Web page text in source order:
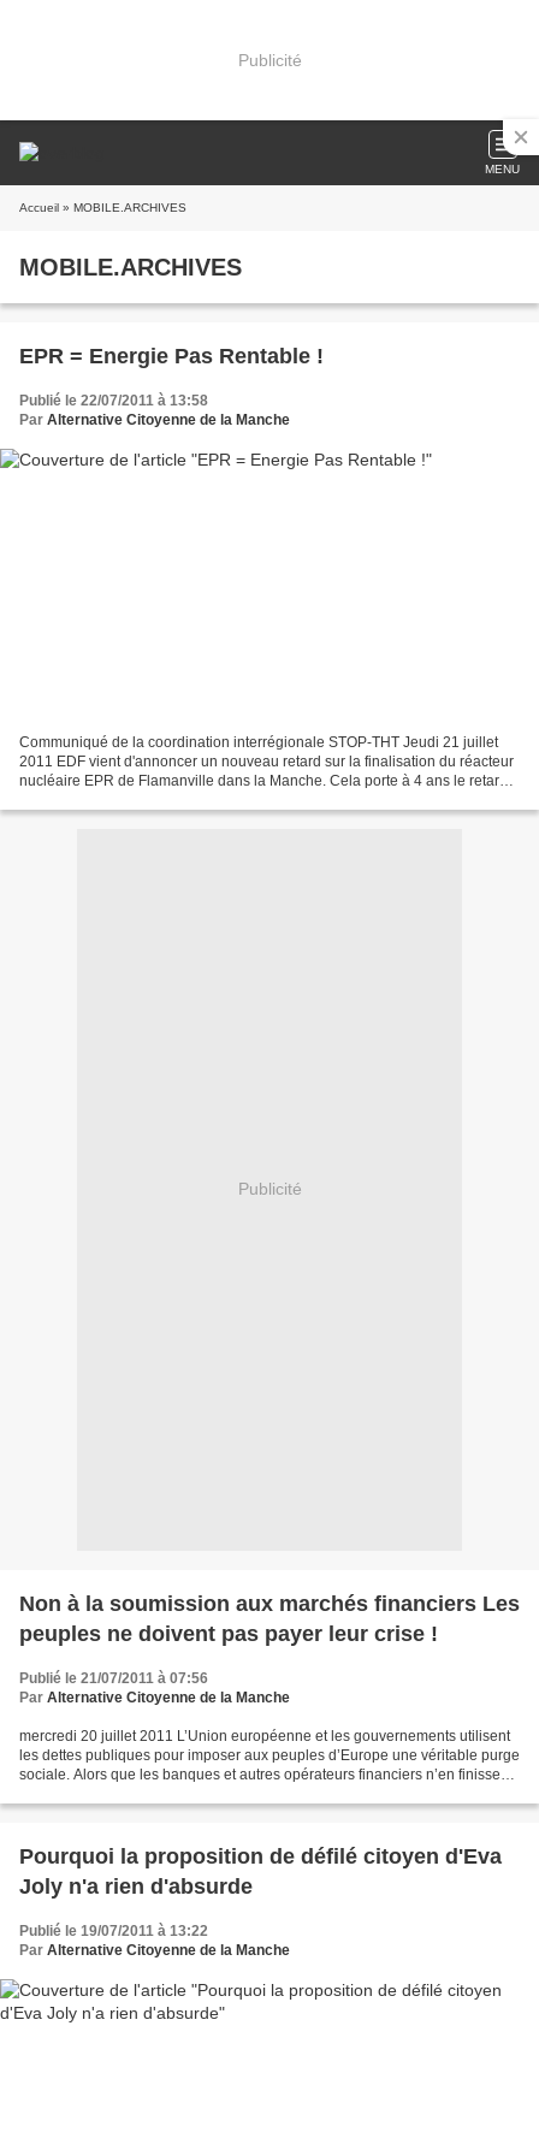
Publicité
MENU
Accueil » MOBILE.ARCHIVES
MOBILE.ARCHIVES
EPR = Energie Pas Rentable !
Publié le 22/07/2011 à 13:58
Par Alternative Citoyenne de la Manche
Communiqué de la coordination interrégionale STOP-THT Jeudi 21 juillet
2011 EDF vient d'annoncer un nouveau retard sur la finalisation du réacteur
nucléaire EPR de Flamanville dans la Manche. Cela porte à 4 ans le retard
Publicité
Non à la soumission aux marchés financiers Les
peuples ne doivent pas payer leur crise !
Publié le 21/07/2011 à 07:56
Par Alternative Citoyenne de la Manche
mercredi 20 juillet 2011 L’Union européenne et les gouvernements utilisent
les dettes publiques pour imposer aux peuples d’Europe une véritable purge
sociale. Alors que les banques et autres opérateurs financiers n’en finissent
Pourquoi la proposition de défilé citoyen d'Eva
Joly n'a rien d'absurde
Publié le 19/07/2011 à 13:22
Par Alternative Citoyenne de la Manche